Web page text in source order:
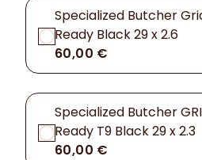
Specialized Butcher
Ready Black 29 x 2.6
60,00 €
Specialized Butcher
Ready T9 Black 29 x 2.3
60,00 €